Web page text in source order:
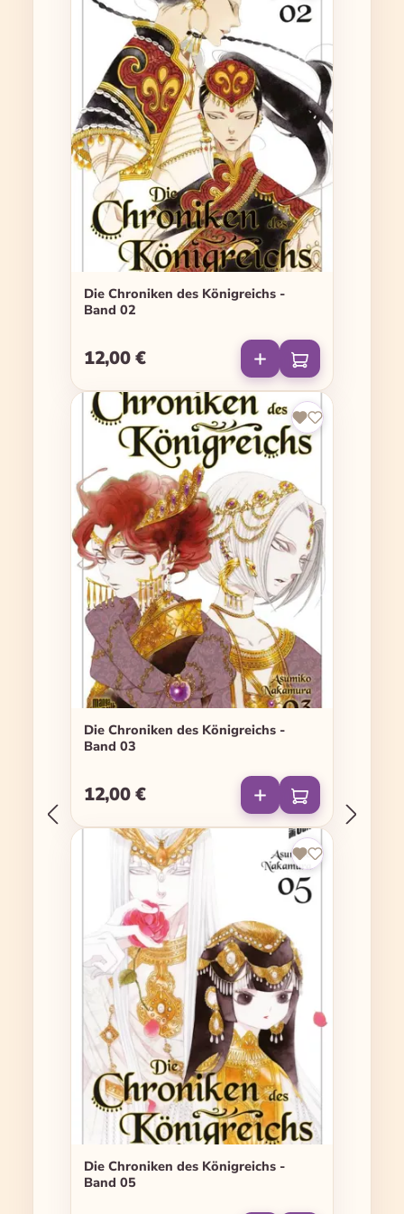
Die Chroniken des Königreichs -
Band 02
Regulärer Preis:
12,00 €
Die Chroniken des Königreichs -
Band 03
Regulärer Preis:
12,00 €
Die Chroniken des Königreichs -
Band 05